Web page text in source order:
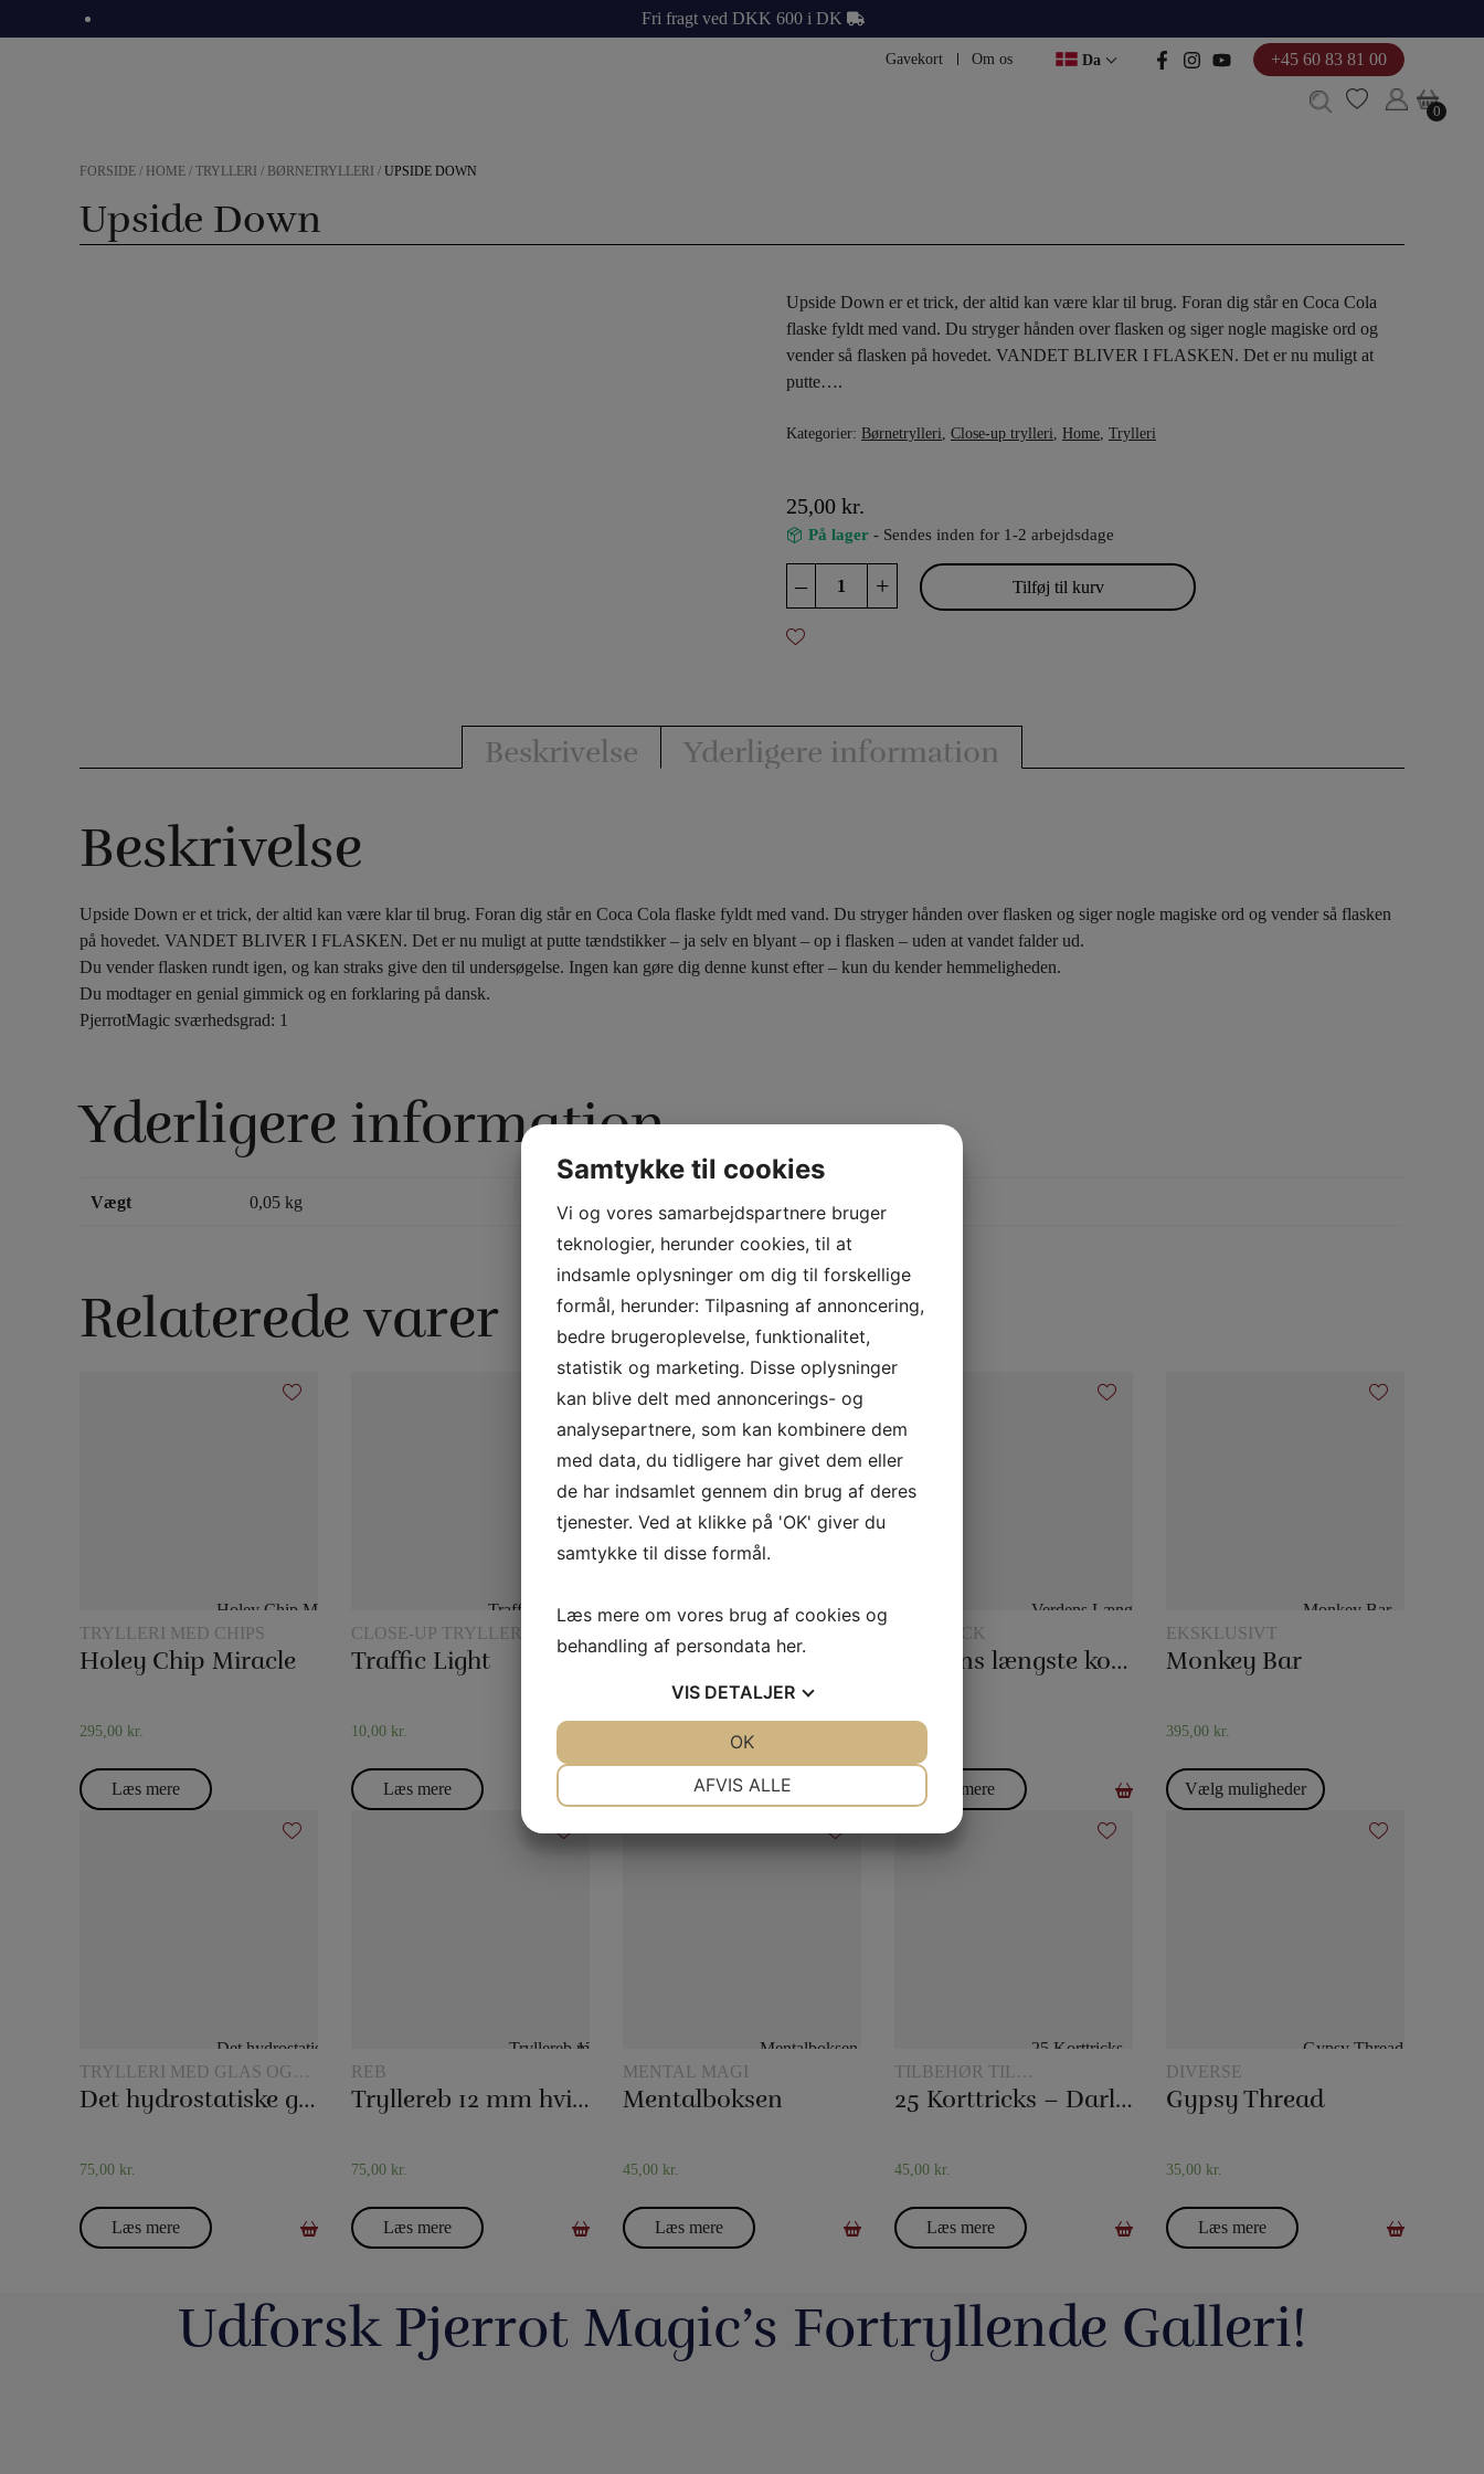
til
Fri fragt ved DKK 600 i DK
Gavekort Om os Da +45 60 83 81 00
0
0
FORSIDE / HOME / TRYLLERI / BØRNETRYLLERI / UPSIDE DOWN
Upside Down
Upside Down er et trick, der altid kan være klar til brug. Foran dig står en Coca Cola
flaske fyldt med vand. Du stryger hånden over flasken og siger nogle magiske ord og
vender så flasken på hovedet. VANDET BLIVER I FLASKEN. Det er nu muligt at
putte….
Kategorier: Børnetrylleri Close-up trylleri Home Trylleri
25,00 kr.
På lager- Sendes inden for 1-2 arbejdsdage
–
antal
+ Tilføj til kurv
Beskrivelse Yderligere information
Beskrivelse
Upside Down er et trick, der altid kan være klar til brug. Foran dig står en Coca Cola flaske fyldt med vand. Du stryger hånden over flasken og siger nogle magiske ord og vender så flasken
på hovedet. VANDET BLIVER I FLASKEN. Det er nu muligt at putte tændstikker – ja selv en blyant – op i flasken – uden at vandet falder ud.
Du vender flasken rundt igen, og kan straks give den til undersøgelse. Ingen kan gøre dig denne kunst efter – kun du kender hemmeligheden.
Du modtager en genial gimmick og en forklaring på dansk.
PjerrotMagic sværhedsgrad: 1
Yderligere information
Vægt 0,05 kg
Relaterede varer
TRYLLERI MED CHIPS
Holey Chip Miracle
295,00 kr.
Læs mere
CLOSE-UP TRYLLERI
Traffic Light
10,00 kr.
Læs mere
KANDER
Formindskelsesmælk
Læs mere
KORTRICK
Verdens længste korttrick
30,00
Læs mere
EKSKLUSIVT
Monkey Bar
395,00 kr.
Vælg muligheder
TRYLLERI MED GLAS OG
KANDER
Det hydrostatiske glas
75,00 kr.
Læs mere
REB
Tryllereb 12 mm hvid (10 meter)
75,00 kr.
Læs mere
MENTAL MAGI
Mentalboksen
45,00 kr.
Læs mere
TILBEHØR TIL
KORTTRYLLERI
25 Korttricks – Darling
45,00 kr.
Læs mere
DIVERSE
Gypsy Thread
35,00 kr.
Læs mere
Udforsk Pjerrot Magic’s Fortryllende Galleri!
Samtykke til cookies
Vi og vores samarbejdspartnere bruger
teknologier, herunder cookies, til at
indsamle oplysninger om dig til forskellige
formål, herunder: Tilpasning af annoncering,
bedre brugeroplevelse, funktionalitet,
statistik og marketing. Disse oplysninger
kan blive delt med annoncerings- og
analysepartnere, som kan kombinere dem
med data, du tidligere har givet dem eller
de har indsamlet gennem din brug af deres
tjenester. Ved at klikke på 'OK' giver du
samtykke til disse formål.
Læs mere om vores brug af cookies og
behandling af persondata her.
VIS DETALJER
AFVIS ALLE
OK